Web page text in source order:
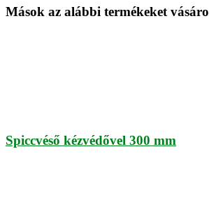
Mások az alábbi termékeket
Spiccvéső kézvédővel 300 mm